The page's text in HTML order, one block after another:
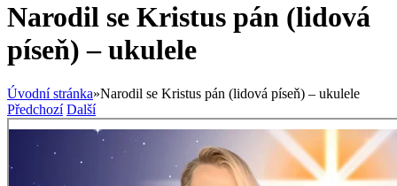
Narodil se Kristus pán (lidová
píseň) – ukulele
Úvodní stránka»Narodil se Kristus pán (lidová píseň) – ukulele
Předchozí Další